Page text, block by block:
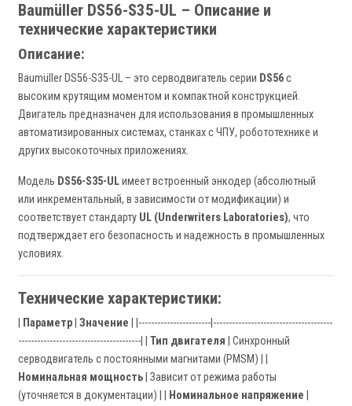
Baumüller DS56-S35-UL – Описание и
технические характеристики
Описание:
Baumüller DS56-S35-UL – это серводвигатель серии DS56с
высоким крутящим моментом и компактной конструкцией.
Двигатель предназначен для использования в промышленных
автоматизированных системах, станках с ЧПУ, робототехнике и
других высокоточных приложениях.
Модель DS56-S35-ULимеет встроенный энкодер (абсолютный
или инкрементальный, в зависимости от модификации) и
соответствует стандарту UL (Underwriters Laboratories), что
подтверждает его безопасность и надежность в промышленных
условиях.
Технические характеристики:
Параметр Значение | |-----------------------|--------------------------------------
---------------------------------------| | Тип двигателя | Синхронный
серводвигатель с постоянными магнитами (PMSM) | |
Номинальная мощность | Зависит от режима работы
(уточняется в документации) | |
Номинальное напряжение